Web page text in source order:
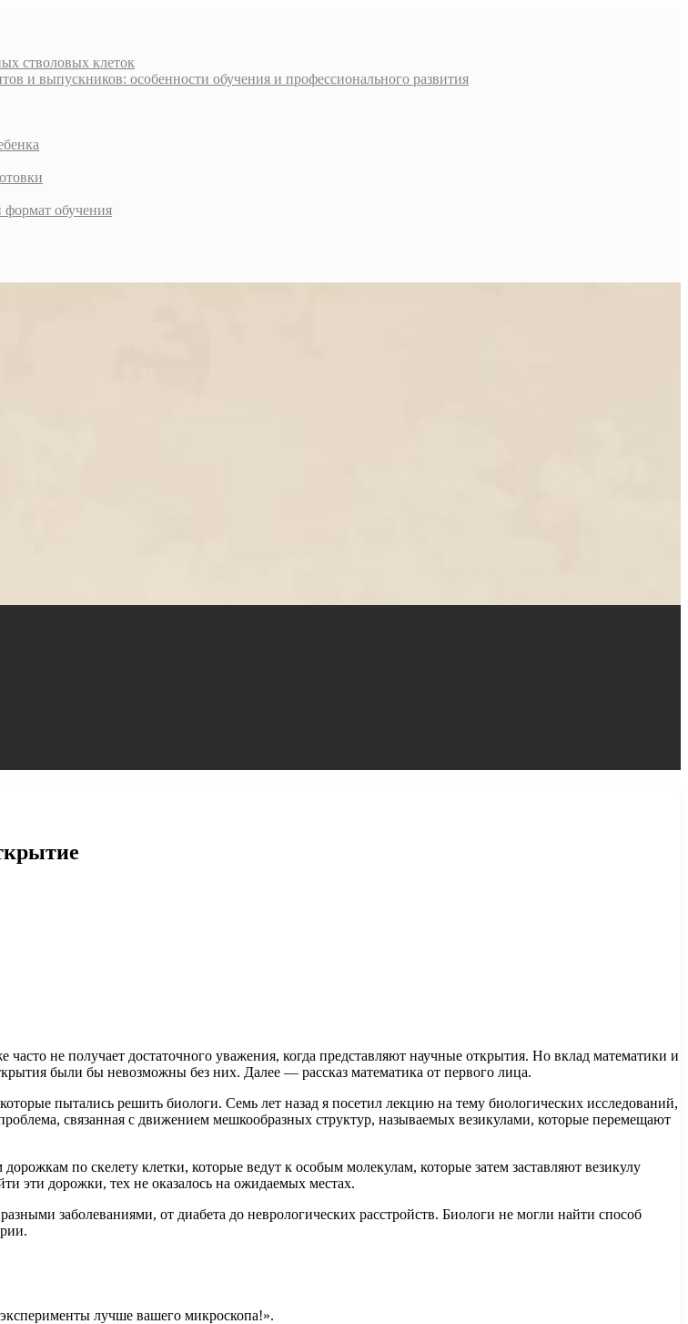
стволовых клеток
и выпускников: особенности обучения и профессионального развития
обучения
не получает достаточного уважения, когда представляют научные открытия. Но вклад математики и
были бы невозможны без них. Далее — рассказ математика от первого лица.
пытались решить биологи. Семь лет назад я посетил лекцию на тему биологических исследований,
связанная с движением мешкообразных структур, называемых везикулами, которые перемещают
по скелету клетки, которые ведут к особым молекулам, которые затем заставляют везикулу
эти дорожки, тех не оказалось на ожидаемых местах.
заболеваниями, от диабета до неврологических расстройств. Биологи не могли найти способ
лучше вашего микроскопа!».